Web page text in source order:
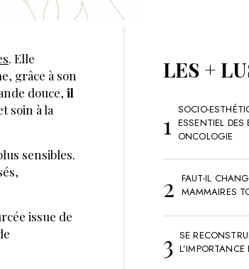
. Elle
grâce à son
douce, il
soin à la
sensibles.
issue de
LES +
SOCIO-
ESSENTIEL
ONCOLOGIE
FAUT-IL
MAMMAIRES
SE